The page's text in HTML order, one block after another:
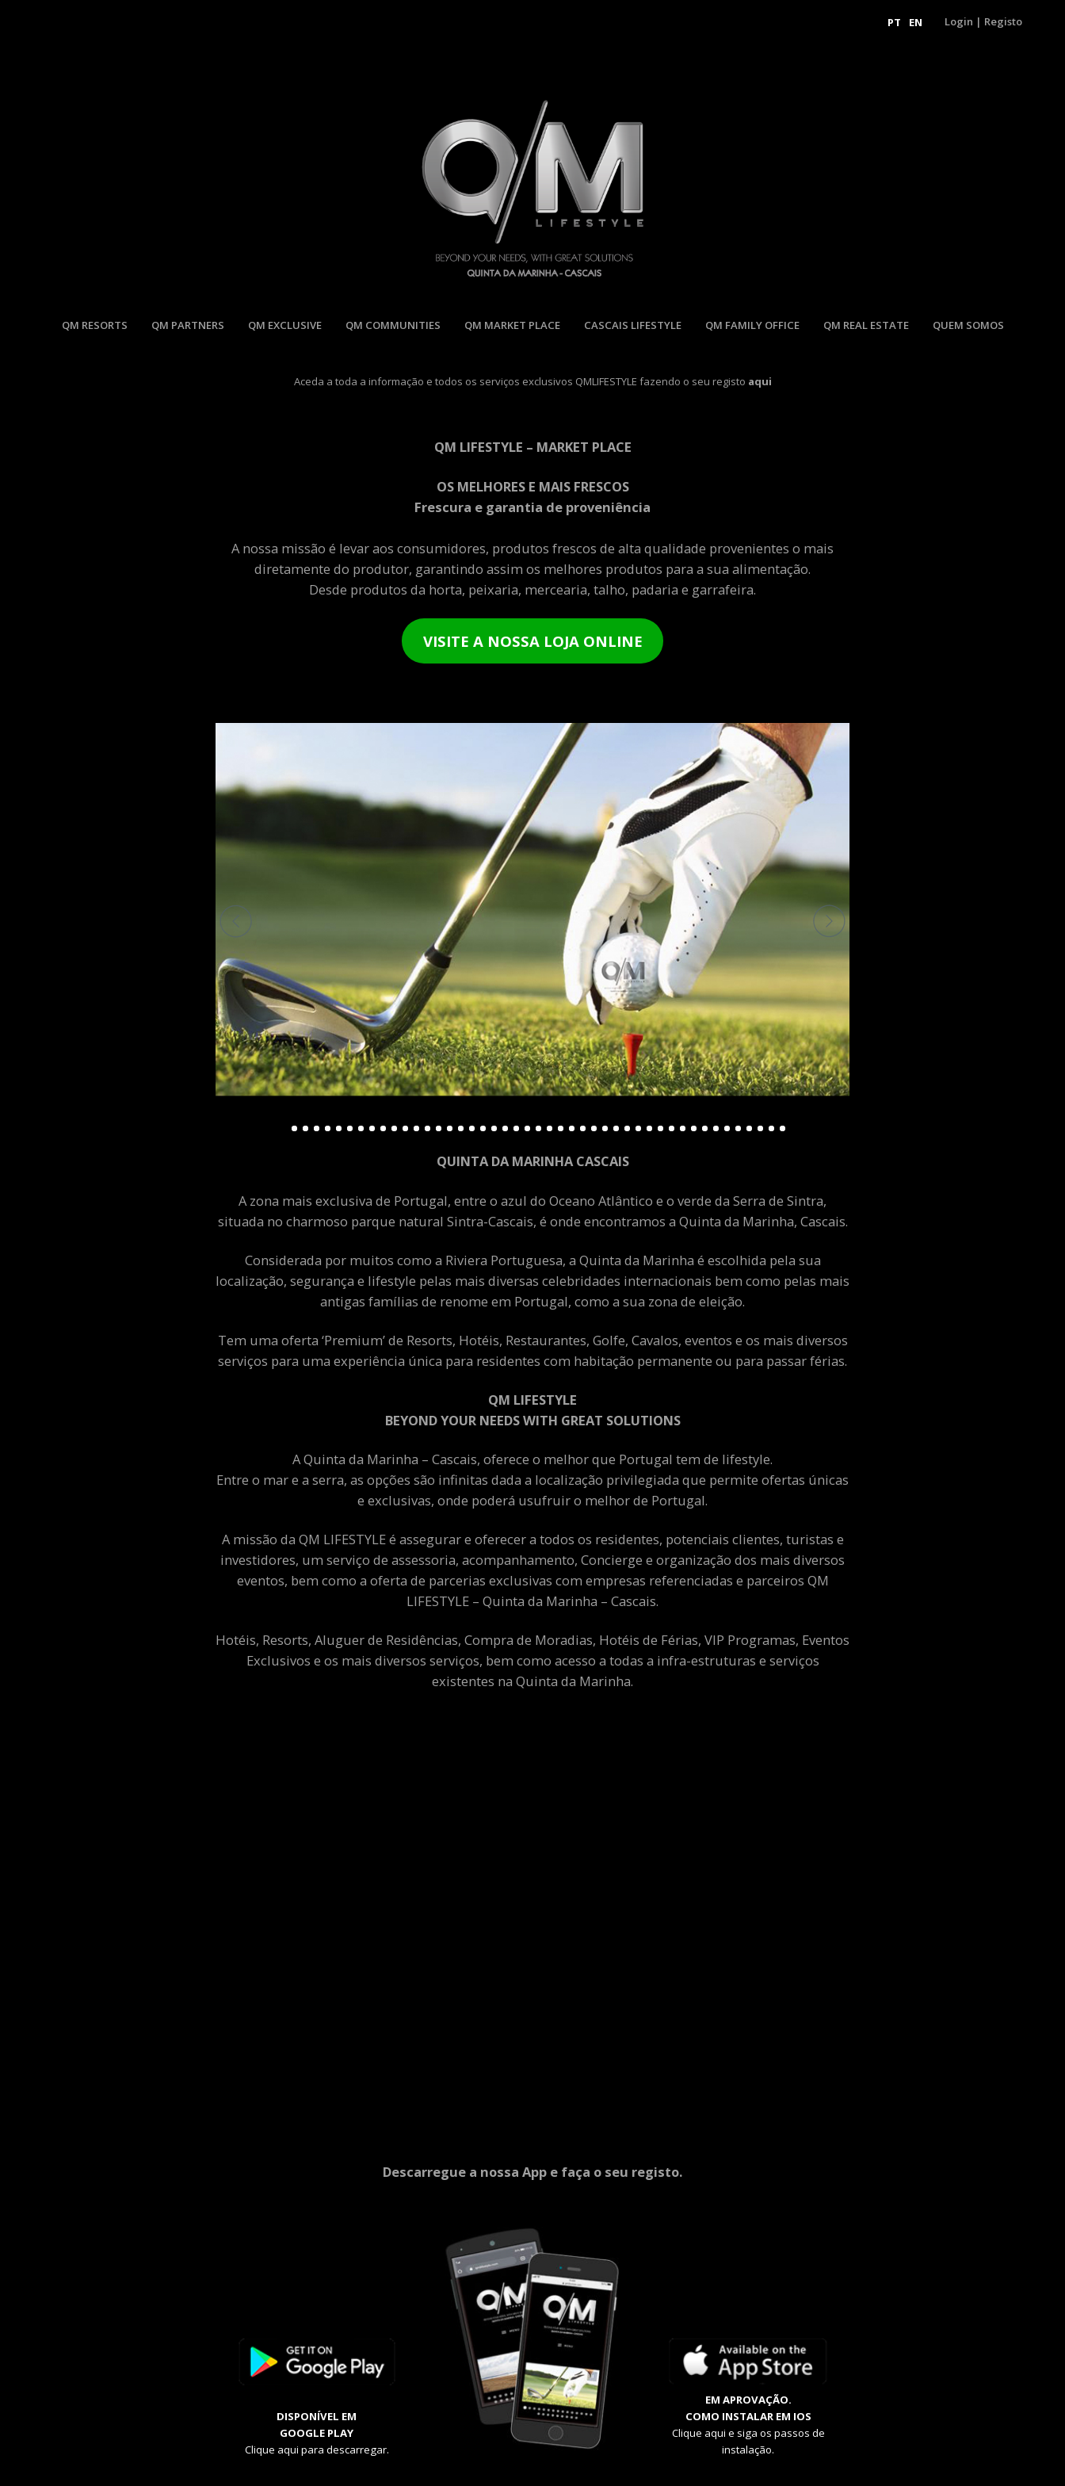
PT EN Login | Registo
QM RESORTS QM PARTNERS QM EXCLUSIVE QM COMMUNITIES QM MARKET PLACE CASCAIS LIFESTYLE QM FAMILY OFFICE QM REAL ESTATE QUEM SOMOS
Aceda a toda a informação e todos os serviços exclusivos QMLIFESTYLE fazendo o seu registo aqui
QM LIFESTYLE – MARKET PLACE
OS MELHORES E MAIS FRESCOS
Frescura e garantia de proveniência
A nossa missão é levar aos consumidores, produtos frescos de alta qualidade provenientes o mais
diretamente do produtor, garantindo assim os melhores produtos para a sua alimentação.
Desde produtos da horta, peixaria, mercearia, talho, padaria e garrafeira.
VISITE A NOSSA LOJA ONLINE
QUINTA DA MARINHA CASCAIS
A zona mais exclusiva de Portugal, entre o azul do Oceano Atlântico e o verde da Serra de Sintra,
situada no charmoso parque natural Sintra-Cascais, é onde encontramos a Quinta da Marinha, Cascais.
Considerada por muitos como a Riviera Portuguesa, a Quinta da Marinha é escolhida pela sua
localização, segurança e lifestyle pelas mais diversas celebridades internacionais bem como pelas mais
antigas famílias de renome em Portugal, como a sua zona de eleição.
Tem uma oferta ‘Premium’ de Resorts, Hotéis, Restaurantes, Golfe, Cavalos, eventos e os mais diversos
serviços para uma experiência única para residentes com habitação permanente ou para passar férias.
QM LIFESTYLE
BEYOND YOUR NEEDS WITH GREAT SOLUTIONS
A Quinta da Marinha – Cascais, oferece o melhor que Portugal tem de lifestyle.
Entre o mar e a serra, as opções são infinitas dada a localização privilegiada que permite ofertas únicas
e exclusivas, onde poderá usufruir o melhor de Portugal.
A missão da QM LIFESTYLE é assegurar e oferecer a todos os residentes, potenciais clientes, turistas e
investidores, um serviço de assessoria, acompanhamento, Concierge e organização dos mais diversos
eventos, bem como a oferta de parcerias exclusivas com empresas referenciadas e parceiros QM
LIFESTYLE – Quinta da Marinha – Cascais.
Hotéis, Resorts, Aluguer de Residências, Compra de Moradias, Hotéis de Férias, VIP Programas, Eventos
Exclusivos e os mais diversos serviços, bem como acesso a todas a infra-estruturas e serviços
existentes na Quinta da Marinha.
Descarregue a nossa App e faça o seu registo.
DISPONÍVEL EM
GOOGLE PLAY
Clique aqui para descarregar.
EM APROVAÇÃO.
COMO INSTALAR EM IOS
Clique aqui e siga os passos de
instalação.